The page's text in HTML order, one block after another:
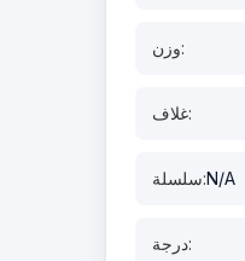
وزن:
غلاف:
سلسلة:N/A
درجة: